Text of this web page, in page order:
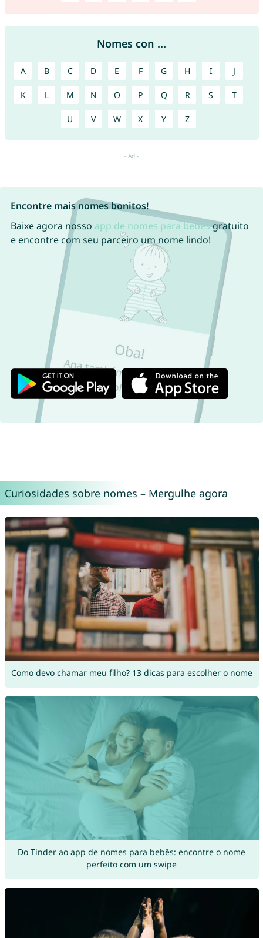
Nomes con ...
A B C D E F G H I J
K L M N O P Q R S T
U V W X Y Z
Encontre mais nomes bonitos!
Baixe agora nosso app de nomes para bebêsgratuito
e encontre com seu parceiro um nome lindo!
Curiosidades sobre nomes – Mergulhe agora
Como devo chamar meu filho? 13 dicas para escolher o nome
Do Tinder ao app de nomes para bebês: encontre o nome
perfeito com um swipe